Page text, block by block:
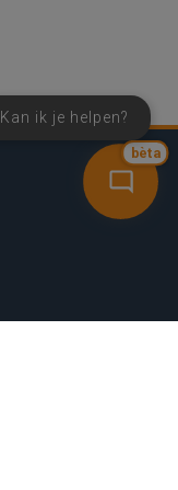
bèta
Kan ik je helpen?